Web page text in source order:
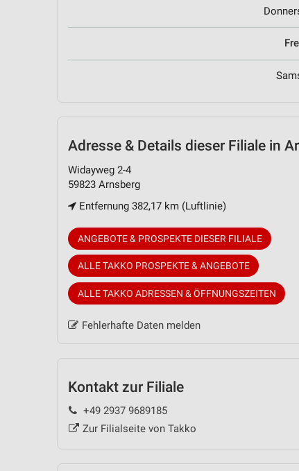
Adresse & Details dieser Filiale in
Widayweg 2-4
59823 Arnsberg
Entfernung 382,17 km (Luftlinie)
ANGEBOTE & PROSPEKTE DIESER FILIALE
ALLE TAKKO PROSPEKTE & ANGEBOTE
ALLE TAKKO ADRESSEN & ÖFFNUNGSZEITEN
Fehlerhafte Daten melden
Kontakt zur Filiale
+49 2937 9689185
Zur Filialseite von Takko